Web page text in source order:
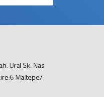
Ural Sk. Nas
Maltepe/